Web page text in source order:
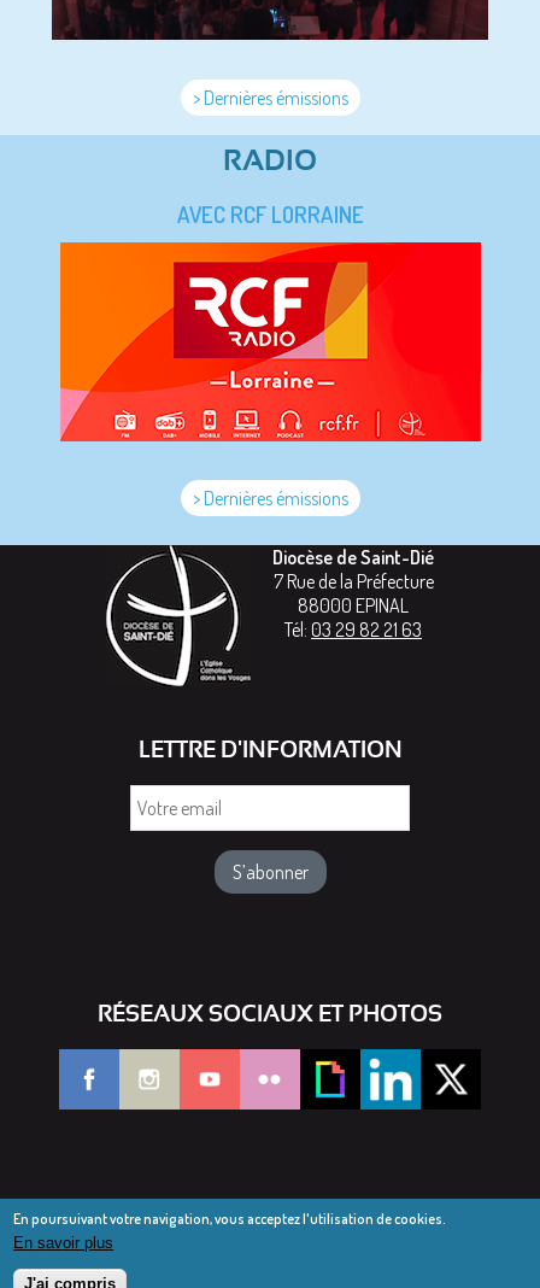
> Dernières émissions
RADIO
AVEC RCF LORRAINE
> Dernières émissions
Diocèse de Saint-Dié
7 Rue de la Préfecture
88000 EPINAL
Tél: 03 29 82 21 63
LETTRE D'INFORMATION
RÉSEAUX SOCIAUX ET PHOTOS
© Diocèse de Saint-Dié 2016-2025
En poursuivant votre navigation, vous acceptez l'utilisation de cookies.
En savoir plus
J'ai compris